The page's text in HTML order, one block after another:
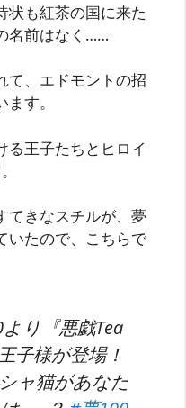
状も紅茶の国に来た
名前はなく……
て、エドモントの招
す。
る王子たちとヒロイ
てきなスチルが、夢
いたので、こちらで
より『悪戯Tea
子様が登場！
ャ猫があなた